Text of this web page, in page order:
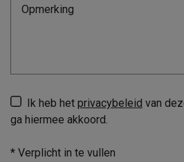
Ik heb het privacybeleid van
ga hiermee akkoord.
* Verplicht in te vullen